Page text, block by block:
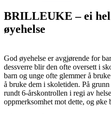
BRILLEUKE – ei hel
øyehelse
God øyehelse er avgjørende for
dessverre blir den ofte oversett i
barn og unge ofte glemmer å
å bruke dem i skoletiden. På grunn
rundt 6-årskontrollen i regi av
oppmerksomhet mot dette, og øke